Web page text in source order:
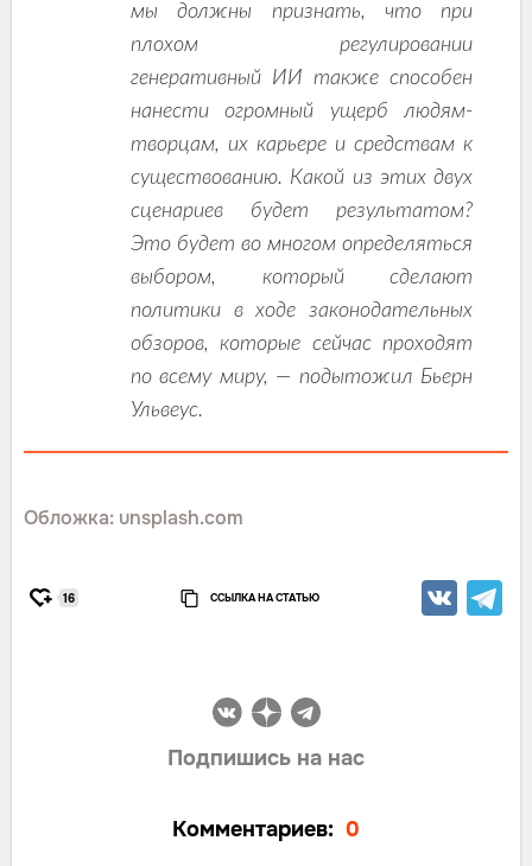
мы должны признать, что при
плохом регулировании
генеративный ИИ также способен
нанести огромный ущерб людям-
творцам, их карьере и средствам к
существованию. Какой из этих двух
сценариев будет результатом?
Это будет во многом определяться
выбором, который сделают
политики в ходе законодательных
обзоров, которые сейчас проходят
по всему миру, — подытожил Бьерн
Ульвеус.
Обложка: unsplash.com
16 ССЫЛКА НА СТАТЬЮ
Подпишись на нас
Комментариев: 0